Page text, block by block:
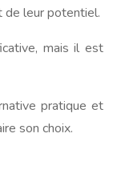
de leur potentiel.
mais il est
pratique et
son choix.